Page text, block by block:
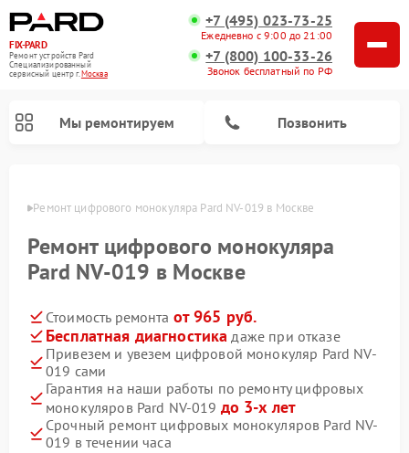
FIX-PARD
Ремонт устройств Pard
Специализированный
cервисный центр г.Москва
+7 (495) 023-73-25
Ежедневно с 9:00 до 21:00
+7 (800) 100-33-26
Звонок бесплатный по РФ
Мы ремонтируем Позвонить
Ремонт цифрового монокуляра Pard NV-019 в Москве
Ремонт цифрового монокуляра
Pard NV-019 в Москве
Стоимость ремонта от 965 руб.
Бесплатная диагностика даже при отказе
Привезем и увезем цифровой монокуляр Pard NV-
019 сами
Гарантия на наши работы по ремонту цифровых
монокуляров Pard NV-019 до 3-х лет
Срочный ремонт цифровых монокуляров Pard NV-
019 в течении часа